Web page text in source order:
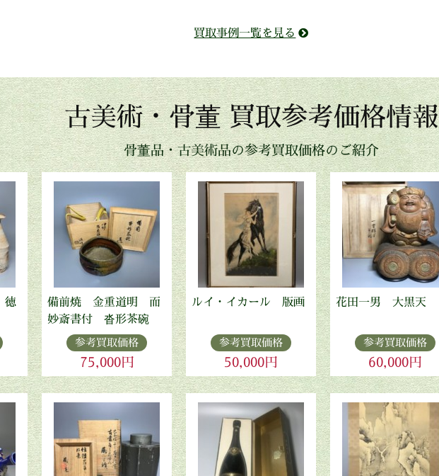
買取事例一覧を見る
古美術・骨董 買取参考価格情報
骨董品・古美術品の参考買取価格のご紹介
徳
備前焼 金重道明 而
妙斎書付 沓形茶碗
参考買取価格
75,000円
ルイ・イカール 版画
参考買取価格
50,000円
花田一男 大黒天
参考買取価格
60,000円